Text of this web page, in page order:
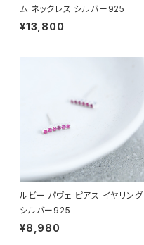
ム ネックレス シルバー925
¥13,800
ルビー パヴェ ピアス イヤリング
シルバー925
¥8,980